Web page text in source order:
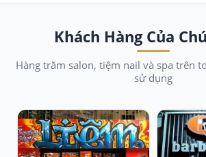
Khách Hàng Của
Hàng trăm salon, tiệm nail và spa trên
sử dụng